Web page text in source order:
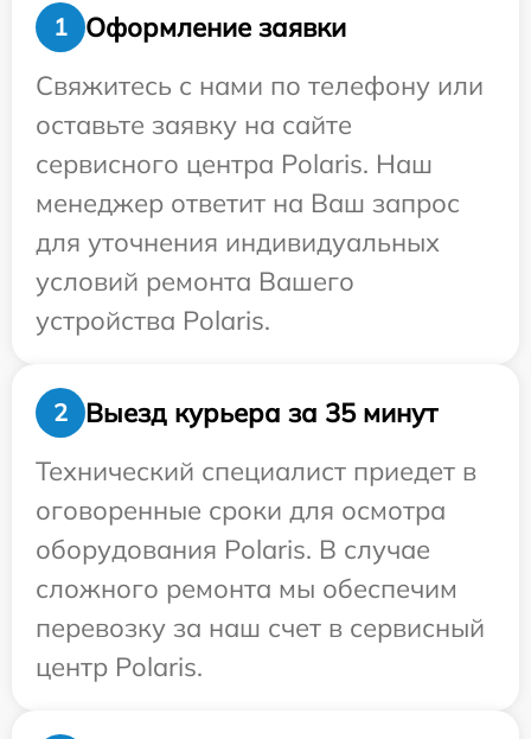
1
Оформление заявки
Свяжитесь с нами по телефону или
оставьте заявку на сайте
сервисного центра Polaris. Наш
менеджер ответит на Ваш запрос
для уточнения индивидуальных
условий ремонта Вашего
устройства Polaris.
2
Выезд курьера за 35 минут
Технический специалист приедет в
оговоренные сроки для осмотра
оборудования Polaris. В случае
сложного ремонта мы обеспечим
перевозку за наш счет в сервисный
центр Polaris.